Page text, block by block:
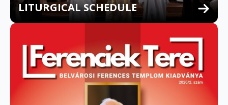
LITURGICAL SCHEDULE